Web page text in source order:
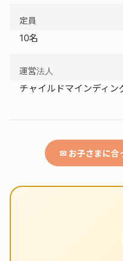
定員
10名
運営法人
チャイルドマインディン
✉ お子さまに合